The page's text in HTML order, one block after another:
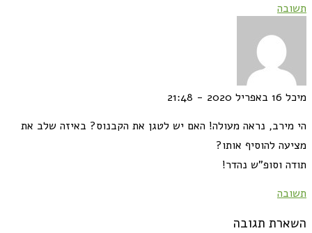
תשובה
מיכל 16 באפריל 2020 - 21:48
הי מירב, נראה מעולה! האם יש לטגן את הקבנוס? באיזה שלב את
מציעה להוסיף אותו?
תודה וסופ"ש נהדר!
תשובה
השארת תגובה